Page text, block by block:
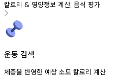
칼로리 & 영양정보 계산, 음식 평가
운동 검색
체중을 반영한 예상 소모 칼로리 계산